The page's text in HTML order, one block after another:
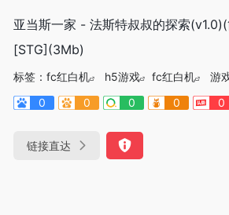
亚当斯一家 - 法斯特叔叔的探索
[STG](3Mb)
标签： fc红白机 h5游戏 fc红白机
游
0
0 0 0 0
链接直达